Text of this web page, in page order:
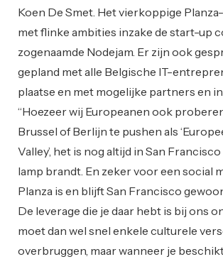
Koen De Smet. Het vierkoppige
met flinke ambities inzake de start-up
zogenaamde Nodejam. Er zijn ook
gepland met alle Belgische IT-
plaatse en met mogelijke partners en
“Hoezeer wij Europeanen ook
Brussel of Berlijn te pushen als
Valley’, het is nog altijd in San Francisco
lamp brandt. En zeker voor een social
Planza is en blijft San Francisco
De leverage die je daar hebt is bij ons
moet dan wel snel enkele culturele
overbruggen, maar wanneer je